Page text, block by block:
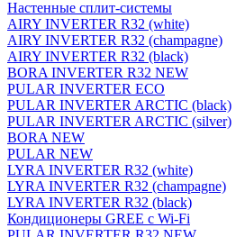
Настенные сплит-системы
AIRY INVERTER R32 (white)
AIRY INVERTER R32 (champagne)
AIRY INVERTER R32 (black)
BORA INVERTER R32 NEW
PULAR INVERTER ECO
PULAR INVERTER ARCTIC (black)
PULAR INVERTER ARCTIC (silver)
BORA NEW
PULAR NEW
LYRA INVERTER R32 (white)
LYRA INVERTER R32 (champagne)
LYRA INVERTER R32 (black)
Кондиционеры GREE с Wi-Fi